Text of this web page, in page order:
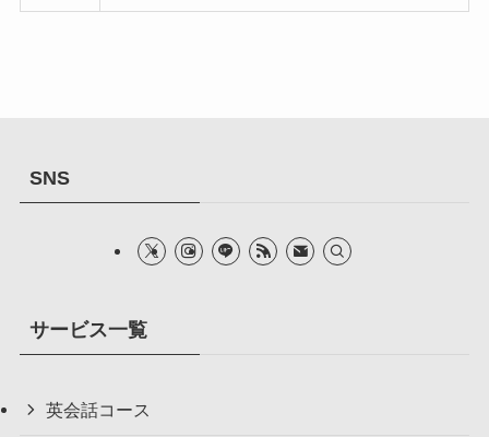
SNS
サービス一覧
英会話コース